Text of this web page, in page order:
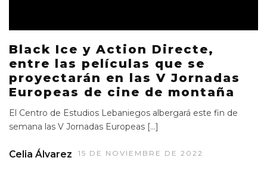
Black Ice y Action Directe,
entre las películas que se
proyectarán en las V Jornadas
Europeas de cine de montaña
El Centro de Estudios Lebaniegos albergará este fin de
semana las V Jornadas Europeas […]
Celia Álvarez 15 DE NOVIEMBRE DE 2022